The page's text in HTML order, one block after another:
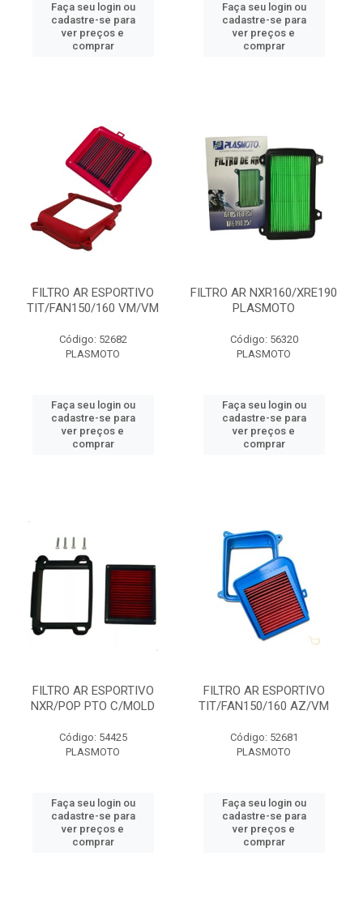
Faça seu login ou
cadastre-se para
ver preços e
comprar
Faça seu login ou
cadastre-se para
ver preços e
comprar
FILTRO AR ESPORTIVO
TIT/FAN150/160 VM/VM
Código: 52682
PLASMOTO
Faça seu login ou
cadastre-se para
ver preços e
comprar
FILTRO AR NXR160/XRE190
PLASMOTO
Código: 56320
PLASMOTO
Faça seu login ou
cadastre-se para
ver preços e
comprar
FILTRO AR ESPORTIVO
NXR/POP PTO C/MOLD
Código: 54425
PLASMOTO
Faça seu login ou
cadastre-se para
ver preços e
comprar
FILTRO AR ESPORTIVO
TIT/FAN150/160 AZ/VM
Código: 52681
PLASMOTO
Faça seu login ou
cadastre-se para
ver preços e
comprar